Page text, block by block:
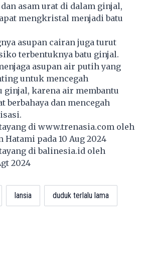
asam urat di dalam ginjal,
mengkristal menjadi batu
asupan cairan juga turut
terbentuknya batu ginjal.
asupan air putih yang
untuk mencegah
ginjal, karena air membantu
berbahaya dan mencegah
di www.trenasia.com oleh
pada 10 Aug 2024
dibalinesia.id oleh
2024
lansia duduk terlalu lama